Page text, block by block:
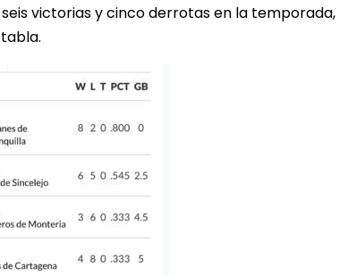
victorias y cinco derrotasen la temporada,